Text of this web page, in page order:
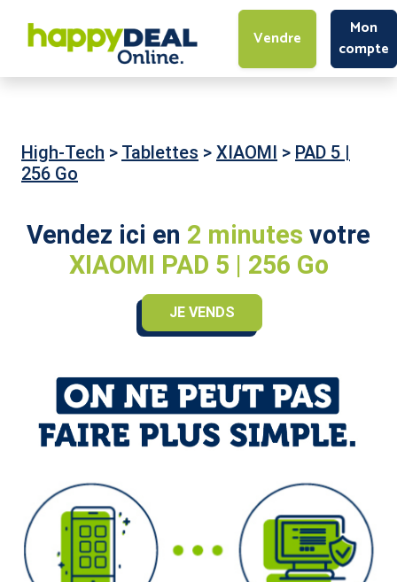
Vendre
Mon
compte
High-Tech > Tablettes > XIAOMI > PAD 5 |
256 Go
Vendez ici en 2 minutes votre
XIAOMI PAD 5 | 256 Go
JE VENDS